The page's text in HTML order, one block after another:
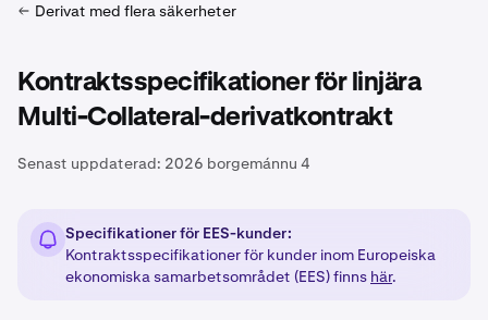
Derivat med flera säkerheter
Kontraktsspecifikationer för linjära
Multi-Collateral-derivatkontrakt
Senast uppdaterad: 2026 borgemánnu 4
Specifikationer för EES-kunder:
Kontraktsspecifikationer för kunder inom Europeiska
ekonomiska samarbetsområdet (EES) finns här.